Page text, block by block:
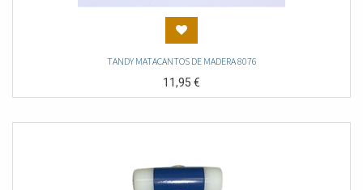
TANDY MATACANTOS DE MADERA 8076
11,95€